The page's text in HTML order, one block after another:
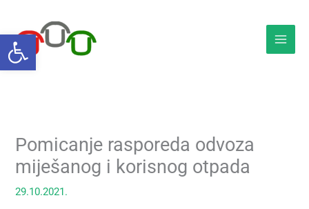
Open toolbar
content
Pomicanje rasporeda odvoza
miješanog i korisnog otpada
29.10.2021.